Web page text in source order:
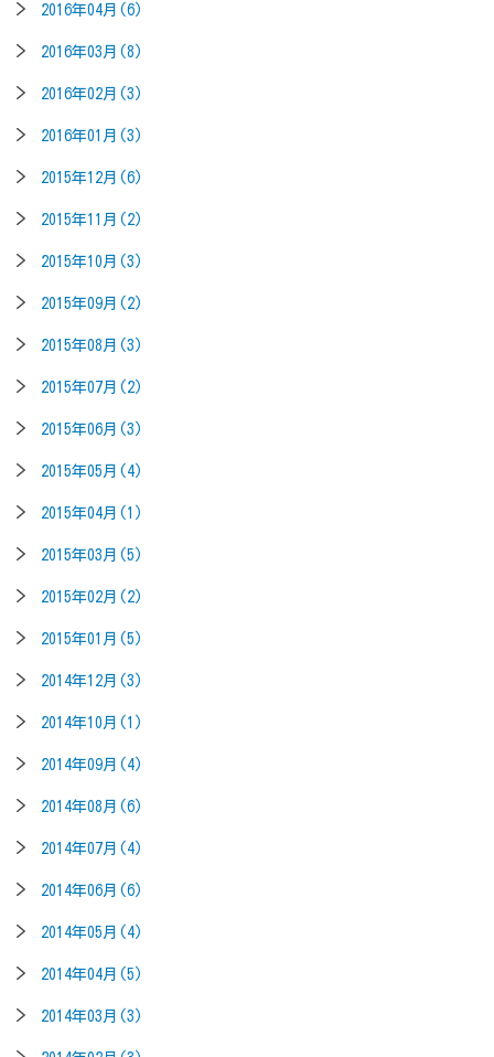
2016年04月(6)
2016年03月(8)
2016年02月(3)
2016年01月(3)
2015年12月(6)
2015年11月(2)
2015年10月(3)
2015年09月(2)
2015年08月(3)
2015年07月(2)
2015年06月(3)
2015年05月(4)
2015年04月(1)
2015年03月(5)
2015年02月(2)
2015年01月(5)
2014年12月(3)
2014年10月(1)
2014年09月(4)
2014年08月(6)
2014年07月(4)
2014年06月(6)
2014年05月(4)
2014年04月(5)
2014年03月(3)